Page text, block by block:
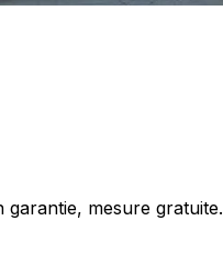
garantie, mesure gratuite.